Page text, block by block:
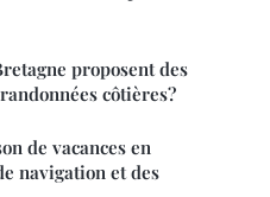
proposent des
côtières?
de vacances en
navigation et des